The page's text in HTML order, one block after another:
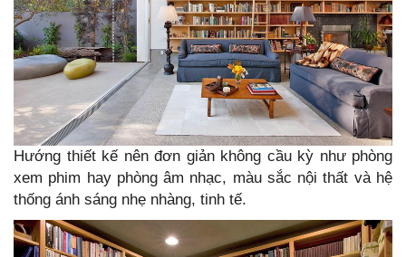
Hướng thiết kế nên đơn giản không cầu kỳ như phòng
xem phim hay phòng âm nhạc, màu sắc nội thất và hệ
thống ánh sáng nhẹ nhàng, tinh tế.